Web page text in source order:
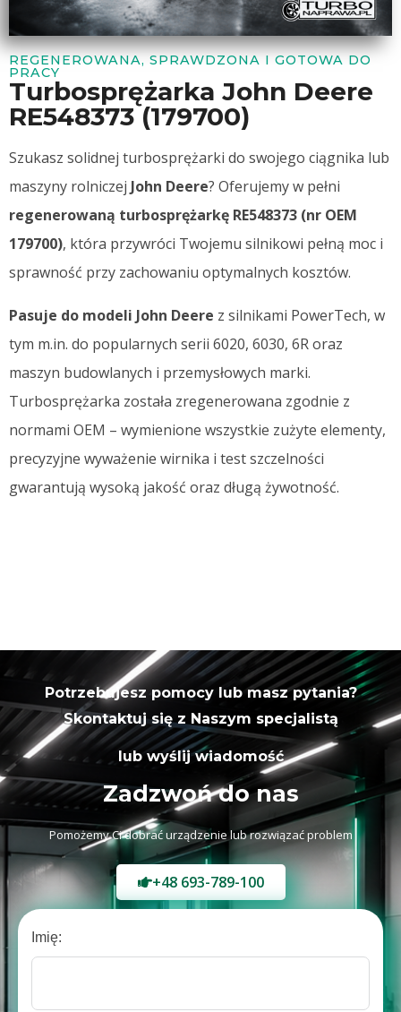
REGENEROWANA, SPRAWDZONA I GOTOWA DO
PRACY
Turbosprężarka John Deere
RE548373 (179700)​
Szukasz solidnej turbosprężarki do swojego ciągnika lub
maszyny rolniczej John Deere? Oferujemy w pełni
regenerowaną turbosprężarkę RE548373 (nr OEM
179700), która przywróci Twojemu silnikowi pełną moc i
sprawność przy zachowaniu optymalnych kosztów.
Pasuje do modeli John Deere z silnikami PowerTech, w
tym m.in. do popularnych serii 6020, 6030, 6R oraz
maszyn budowlanych i przemysłowych marki.
Turbosprężarka została zregenerowana zgodnie z
normami OEM – wymienione wszystkie zużyte elementy,
precyzyjne wyważenie wirnika i test szczelności
gwarantują wysoką jakość oraz długą żywotność.
Potrzebujesz pomocy lub masz pytania?
Skontaktuj się z Naszym specjalistą
lub wyślij wiadomość
Zadzwoń do nas
Pomożemy Ci dobrać urządzenie lub rozwiązać problem
+48 693-789-100
Imię: